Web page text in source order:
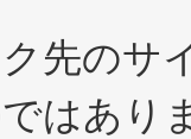
先のサ
はあり